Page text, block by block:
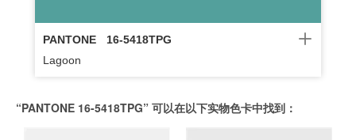
PANTONE
16-5418TPG
Lagoon
“PANTONE 16-5418TPG” 可以在以下实物色卡中找到：